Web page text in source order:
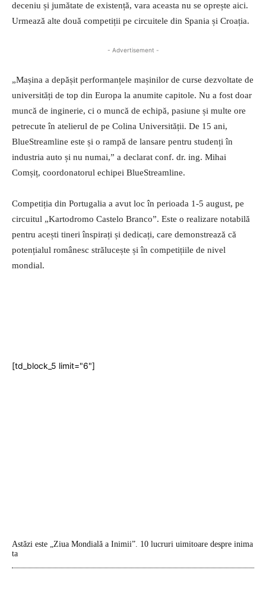
deceniu și jumătate de existență, vara aceasta nu se oprește aici.
Urmează alte două competiții pe circuitele din Spania și Croația.
- Advertisement -
„Mașina a depășit performanțele mașinilor de curse dezvoltate de
universități de top din Europa la anumite capitole. Nu a fost doar
muncă de inginerie, ci o muncă de echipă, pasiune și multe ore
petrecute în atelierul de pe Colina Universității. De 15 ani,
BlueStreamline este și o rampă de lansare pentru studenți în
industria auto și nu numai,” a declarat conf. dr. ing. Mihai
Comșiț, coordonatorul echipei BlueStreamline.
Competiția din Portugalia a avut loc în perioada 1-5 august, pe
circuitul „Kartodromo Castelo Branco”. Este o realizare notabilă
pentru acești tineri înspirați și dedicați, care demonstrează că
potențialul românesc strălucește și în competițiile de nivel
mondial.
[td_block_5 limit="6"]
Astăzi este „Ziua Mondială a Inimii”. 10 lucruri uimitoare despre inima
ta